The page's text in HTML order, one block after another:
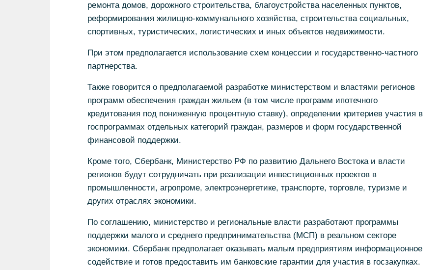
ремонта домов, дорожного строительства, благоустройства населенных пунктов,
реформирования жилищно-коммунального хозяйства, строительства социальных,
спортивных, туристических, логистических и иных объектов недвижимости.
При этом предполагается использование схем концессии и государственно-частного
партнерства.
Также говорится о предполагаемой разработке министерством и властями регионов
программ обеспечения граждан жильем (в том числе программ ипотечного
кредитования под пониженную процентную ставку), определении критериев участия в
госпрограммах отдельных категорий граждан, размеров и форм государственной
финансовой поддержки.
Кроме того, Сбербанк, Министерство РФ по развитию Дальнего Востока и власти
регионов будут сотрудничать при реализации инвестиционных проектов в
промышленности, агропроме, электроэнергетике, транспорте, торговле, туризме и
других отраслях экономики.
По соглашению, министерство и региональные власти разработают программы
поддержки малого и среднего предпринимательства (МСП) в реальном секторе
экономики. Сбербанк предполагает оказывать малым предприятиям информационное
содействие и готов предоставить им банковские гарантии для участия в госзакупках.